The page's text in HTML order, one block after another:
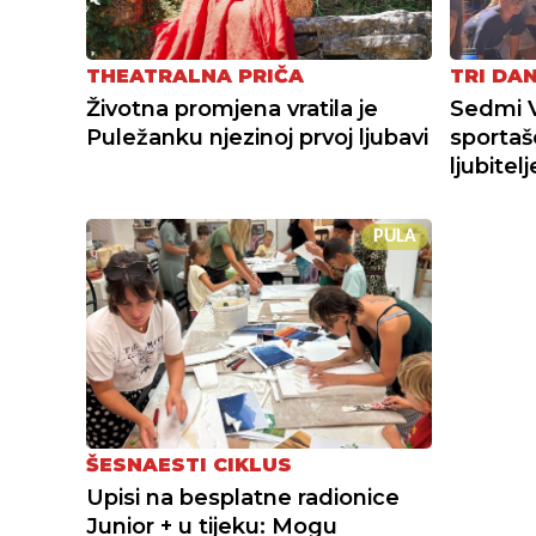
THEATRALNA PRIČA
Životna promjena vratila je
Puležanku njezinoj prvoj ljubavi
TRI
Sedmi
PULA
ŠESNAESTI CIKLUS
Upisi na besplatne radionice
Junior + u tijeku: Mogu